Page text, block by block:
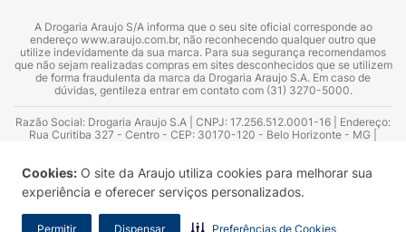
Cookies: O site da Araujo utiliza cookies para melhorar sua
experiência e oferecer serviços personalizados.
Permitir Dispensar Preferências de Cookies
A Drogaria Araujo S/A informa que o seu site oficial corresponde ao
endereço www.araujo.com.br, não reconhecendo qualquer outro que
utilize indevidamente da sua marca. Para sua segurança recomendamos
que não sejam realizadas compras em sites desconhecidos que se utilizem
de forma fraudulenta da marca da Drogaria Araujo S.A. Em caso de
dúvidas, gentileza entrar em contato com (31) 3270-5000.
Razão Social: Drogaria Araujo S.A | CNPJ: 17.256.512.0001-16 | Endereço:
Rua Curitiba 327 - Centro - CEP: 30170-120 - Belo Horizonte - MG |
Azevedo Guimarães – CRF 10.965 | Yasmin Silva Alvarenga – CRF 52.584 -
Consultor substituto: Thiago Aguiar Pinheiro - CRF Nº 13.748. Alvará
Sanitário: 2025020713 | Autorização de Funcionamento da Empresa (AFE):